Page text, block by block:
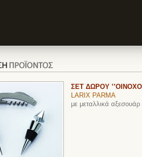
ΣΕΤ ΔΩΡΟΥ
LARIX PARMA
με μεταλλικά αξεσουάρ